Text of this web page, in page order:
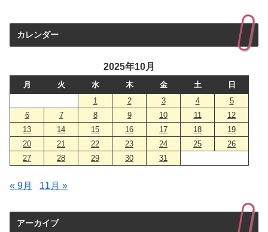
カレンダー
2025年10月
月 火 水 木 金 土
日
1
2 3 4
5
6
7 8 9 10 11
12
13
14 15 16 17 18
19
20
21 22 23 24 25
26
27
28 29 30 31
« 9月 11月 »
アーカイブ